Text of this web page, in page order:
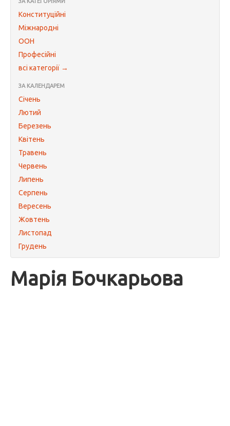
Конституційні
Міжнародні
ООН
Професійні
всі категорії →
ЗА КАЛЕНДАРЕМ
Січень
Лютий
Березень
Квітень
Травень
Червень
Липень
Серпень
Вересень
Жовтень
Листопад
Грудень
Марія Бочкарьова